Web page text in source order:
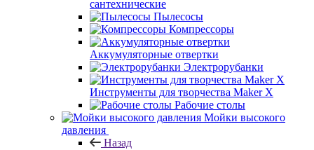
сантехнические
Пылесосы
Компрессоры
Аккумуляторные отвертки
Электрорубанки
Инструменты для творчества Maker X
Рабочие столы
Мойки высокого
давления
Назад